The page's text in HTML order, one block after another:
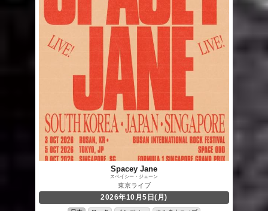
Spacey Jane
スペイシー・ジェーン
東京ライブ
2026年10月5日(月)